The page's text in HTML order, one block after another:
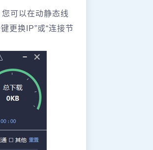
可以在动静态线
更换IP”或“连接节